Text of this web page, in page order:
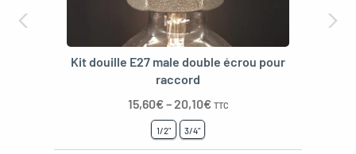
Kit douille E27 male double écrou pour
raccord
€–20,10€ TTC
3/4"